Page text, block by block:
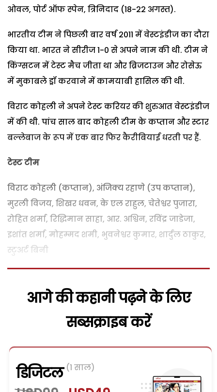
ओवल, पोर्ट ऑफ स्पेन, त्रिनिदाद (18-22 अगस्त).
भारतीय टीम ने पिछली बार वर्ष 2011 में वेस्टइंडीज का दौरा
किया था. भारत ने सीरीज 1-0 से अपने नाम की थी. टीम ने
किंग्सटन में टेस्ट मैच जीता था और ब्रिजटाउन और रोसेऊ
में मुकाबले ड्रॉ करवाने में कामयाबी हासिल की थी.
विराट कोहली ने अपने टेस्ट करियर की शुरुआत वेस्टइंडीज
में की थी. पांच साल बाद कोहली टीम के कप्तान और स्टार
बल्लेबाज के रूप में एक बार फिर कैरीबियाई धरती पर हैं.
टेस्ट टीम
विराट कोहली (कप्तान), अंजिक्य रहाणे (उप कप्तान),
मुरली विजय, शिखर धवन, के एल राहुल, चेतेश्वर पुजारा,
रोहित शर्मा, रिद्धिमान साहा, आर. अश्विन, रविंद्र जाडेजा,
इशांत शर्मा, मोहम्मद शमी, भुवनेश्वर कुमार, शार्दुल ठाकुर,
स्टुअर्ट बिनी
आगे की कहानी पढ़ने के लिए
सब्सक्राइब करें
डिजिटल (1 साल)